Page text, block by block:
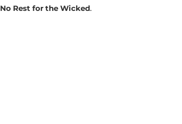
No Rest for the Wicked.